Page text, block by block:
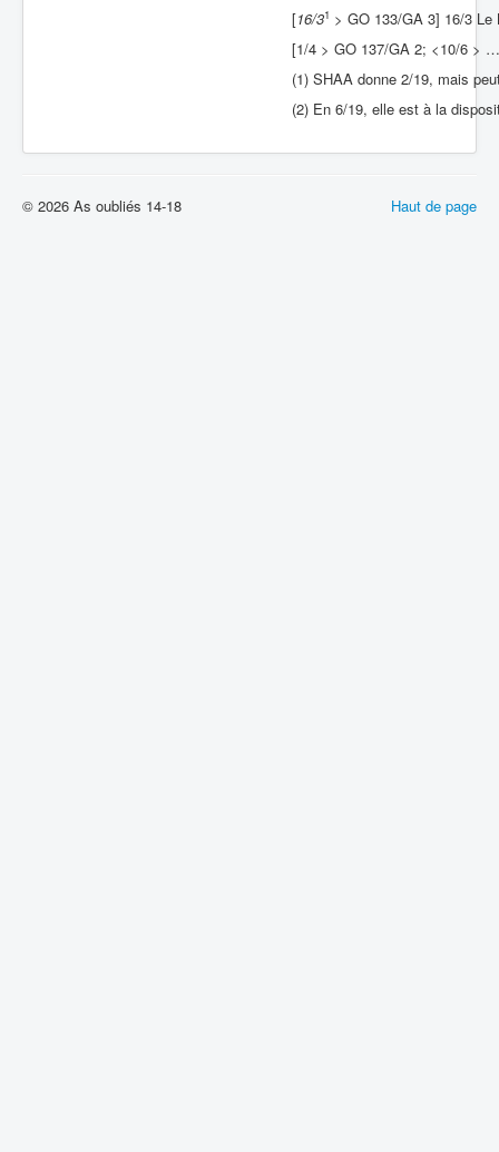
[16/31 > GO 133/GA 3] 16/3 Le
[1/4 > GO 137/GA 2; <10/6 >
(1) SHAA donne 2/19, mais
(2) En 6/19, elle est à la
Haut de page
© 2026 As oubliés 14-18